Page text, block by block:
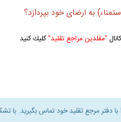
به ارضاى خود بپردازد؟
"مقلدين مراجع تقليد"كليك كنيد
دفتر مرجع تقليد خود تماس بگيريد. با